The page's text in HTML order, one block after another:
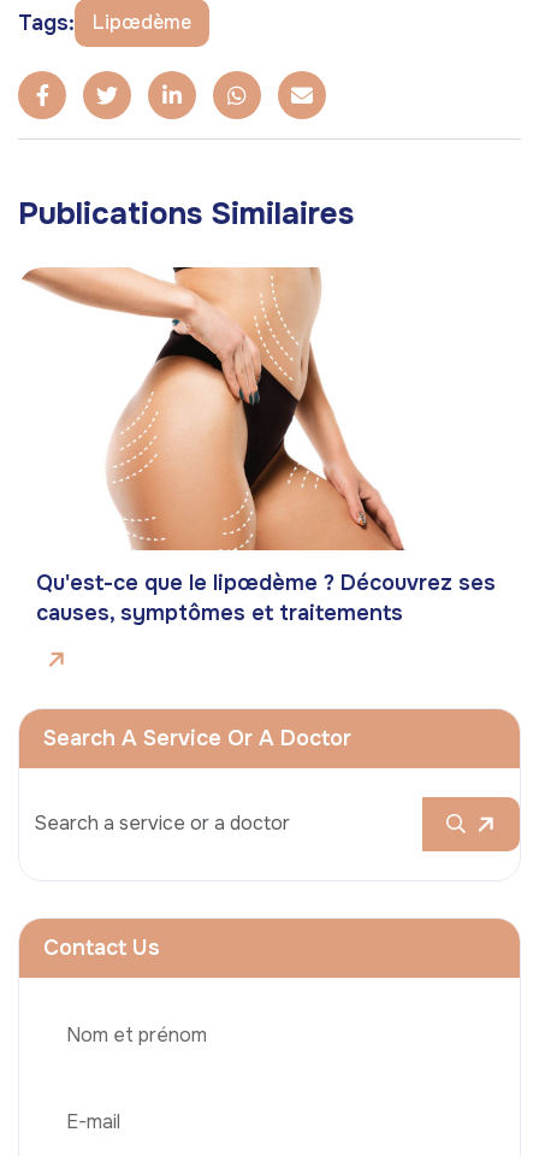
Tags: Lipœdème
Publications Similaires
Qu'est-ce que le lipœdème ? Découvrez ses
causes, symptômes et traitements
Search A Service Or A Doctor
Contact Us